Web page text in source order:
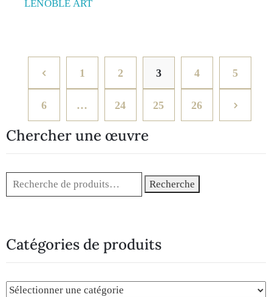
LENOBLE ART
1 2 3 4 5
6 … 24 25 26
Chercher une œuvre
Recherche
Catégories de produits